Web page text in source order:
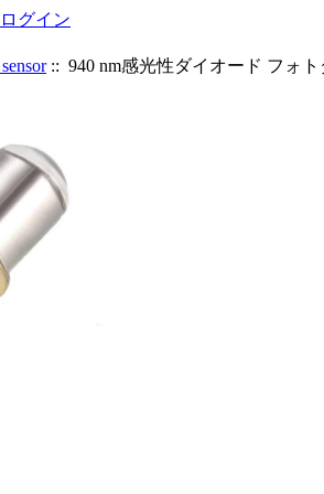
ログイン
:: 940 nm感光性ダイオード フォ